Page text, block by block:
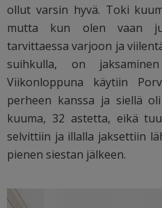
ollut varsin hyvä. Toki
mutta kun olen vaan
tarvittaessa varjoon ja
suihkulla, on
Viikonloppuna käytiin
perheen kanssa ja siellä
kuuma, 32 astetta, eikä
selvittiin ja illalla jaksettiin
pienen siestan jälkeen.